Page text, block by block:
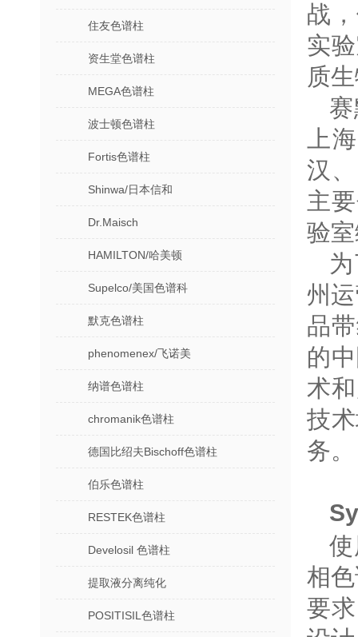
住友色谱柱
资生堂色谱柱
MEGA色谱柱
波士顿色谱柱
Fortis色谱柱
Shinwa/日本信和
Dr.Maisch
HAMILTON/哈美顿
Supelco/美国色谱科
默克色谱柱
phenomenex/飞诺美
纳谱色谱柱
chromanik色谱柱
德国比绍夫Bischoff色谱柱
伯乐色谱柱
RESTEK色谱柱
Develosil 色谱柱
提取液分离纯化
POSITISIL色谱柱
战
实
质
上
汉
主
验
州
品
的
术
技
务。
相
要